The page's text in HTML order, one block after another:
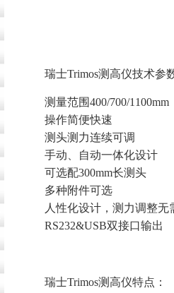
瑞士Trimos测高仪技术参
测量范围400/700/1100mm
操作简便快速
测头测力连续可调
手动、自动一体化设计
可选配300mm长测头
多种附件可选
人性化设计，测力调整无
RS232&USB双接口输出
瑞士Trimos测高仪特点：